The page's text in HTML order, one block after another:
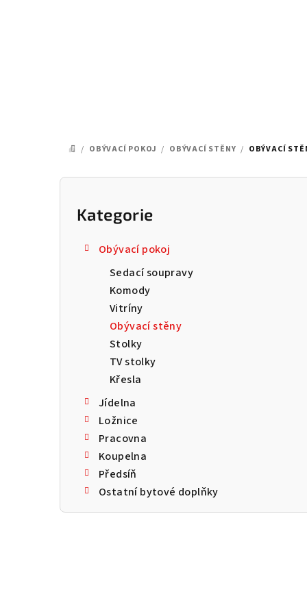
DOMŮ
/ OBÝVACÍ POKOJ / OBÝVACÍ STĚNY / OBÝVACÍ
P
Přeskočit
kategorie
Kategorie
Obývací pokoj
Sedací soupravy
Komody
Vitríny
Obývací stěny
Stolky
TV stolky
Křesla
Jídelna
Ložnice
Pracovna
Koupelna
Předsíň
Ostatní bytové doplňky